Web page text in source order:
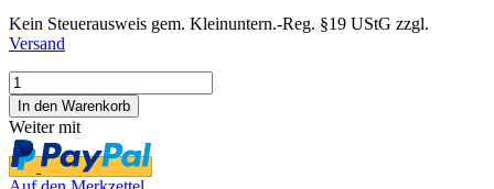
Kein Steuerausweis gem. Kleinuntern.-Reg. §19 UStG zzgl.
Versand
Weiter mit